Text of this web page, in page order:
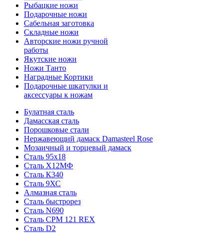
Рыбацкие ножи
Подарочные ножи
Сабельная заготовка
Складные ножи
Авторские ножи ручной
работы
Якутские ножи
Ножи Танто
Наградные Кортики
Подарочные шкатулки и
аксессуары к ножам
Булатная сталь
Дамасская сталь
Порошковые стали
Нержавеющий дамаск Damasteel Rose
Мозаичный и торцевый дамаск
Сталь 95х18
Сталь Х12МФ
Сталь К340
Сталь 9ХС
Алмазная сталь
Сталь быстрорез
Сталь N690
Сталь CPM 121 REX
Сталь D2